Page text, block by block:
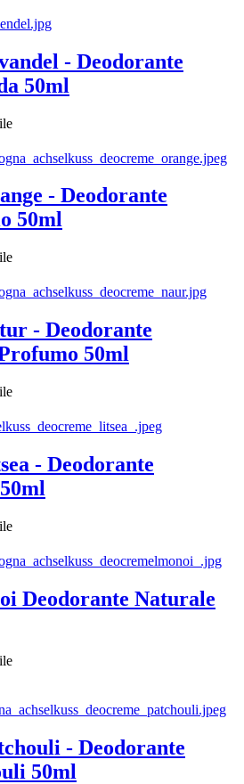
- Deodorante
50ml
- Deodorante
50ml
- Deodorante
50ml
- Deodorante
Deodorante Naturale
- Deodorante
50ml